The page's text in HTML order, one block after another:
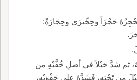
حَجْزَاً وحِجِّيزَى وحِجَازَةً:
ثم شَدَّ حَبْلاً في أصلِ خُفَّيْهِ من
من تَحْتِهِ، فَشَدَّهُ على حَقْوَيْهِ،